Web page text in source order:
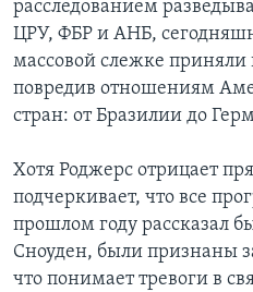
расследованием
ЦРУ, ФБР и АНБ,
массовой слежке
повредив отношениям
стран: от Бразилии до
Хотя Роджерс отрицает
подчеркивает, что все
прошлом году рассказал
Сноуден, были признаны
что понимает тревоги в